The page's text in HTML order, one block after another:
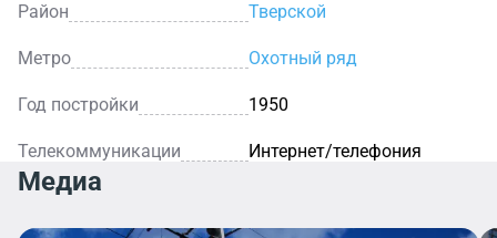
Район Тверской
Метро Охотный ряд
Год постройки 1950
Телекоммуникации Интернет/телефония
Медиа